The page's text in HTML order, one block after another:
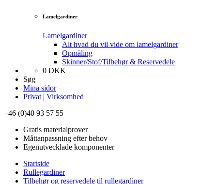
Lamelgardiner
Lamelgardiner
Alt hvad du vil vide om lamelgardiner
Opmåling
Skinner/Stof/Tilbehør & Reservedele
0 DKK
Søg
Mina sidor
Privat | Virksomhed
+46 (0)40 93 57 55
Gratis materialprover
Måttanpassning efter behov
Egenutvecklade komponenter
Startside
Rullegardiner
Tilbehør og reservedele til rullegardiner